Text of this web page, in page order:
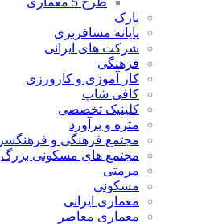
پارک
پایانه مسافربری
شرکت های ایرانی
فرهنگی
کار آموزی و کارورزی
کافی شاپ
کلینیک تخصصی
متره و برآورد
مجتمع فرهنگی و فرهنگسرا
مجتمع های مسکونی بزرگ
مرمتی
مسکونی
معماری ایرانی
معماری معاصر